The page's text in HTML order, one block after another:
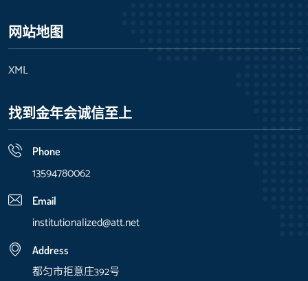
网站地图
XML
找到金年会诚信至上
Phone
13594780062
Email
institutionalized@att.net
Address
都匀市拒意庄392号